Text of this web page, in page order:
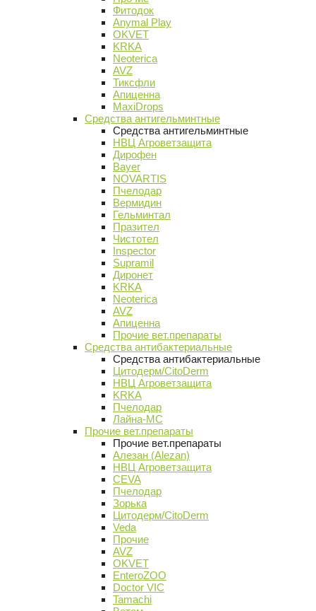
Фитодок
Anymal Play
OKVET
KRKA
Neoterica
AVZ
Тиксфли
Апиценна
MaxiDrops
Средства антигельминтные
Средства антигельминтные
НВЦ Агроветзащита
Дирофен
Bayer
NOVARTIS
Пчелодар
Вермидин
Гельминтал
Празител
Чистотел
Inspector
Supramil
Диронет
KRKA
Neoterica
AVZ
Апиценна
Прочие вет.препараты
Средства антибактериальные
Средства антибактериальные
Цитодерм/CitoDerm
НВЦ Агроветзащита
KRKA
Пчелодар
Лайна-МС
Прочие вет.препараты
Прочие вет.препараты
Алезан (Alezan)
НВЦ Агроветзащита
CEVA
Пчелодар
Зорька
Цитодерм/CitoDerm
Veda
Прочие
AVZ
OKVET
EnteroZOO
Doctor VIC
Tamachi